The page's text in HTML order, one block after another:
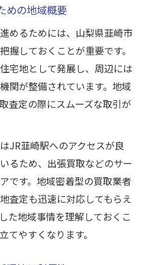
行事が買取市場に与える
たい藤井町坂井の地域性
進めるための地域理解
すべき生活利便性とは
る藤井町坂井の交通アクセ
せない生活インフラの充実
性が買取判断に役立つ理由
共サービスが売却に与える
査定に与えるポイント
見る地域の魅力発見
めの地域概要
めるためには、山梨県韮崎市
握しておくことが重要です。
宅地として発展し、周辺には
関が整備されています。地域
査定の際にスムーズな取引が
JR韮崎駅へのアクセスが良
るため、出張買取などのサー
です。地域密着型の買取業者
査定も迅速に対応してもらえ
た地域事情を理解しておくこ
てやすくなります。